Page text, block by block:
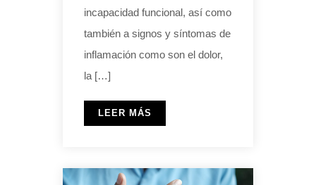
incapacidad funcional, así como
también a signos y síntomas de
inflamación como son el dolor,
la […]
LEER MÁS